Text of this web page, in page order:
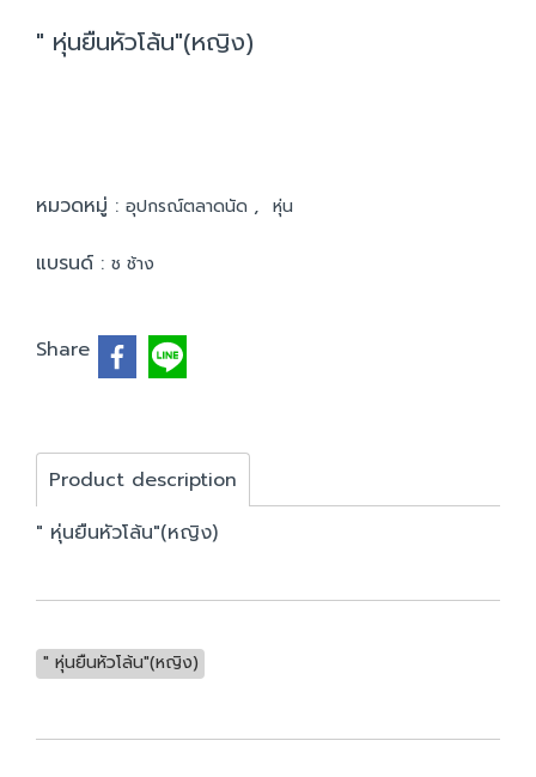
" หุ่นยืนหัวโล้น"(หญิง)
หมวดหมู่ : อุปกรณ์ตลาดนัด , หุ่น
แบรนด์ : ช ช้าง
Share
Product description
" หุ่นยืนหัวโล้น"(หญิง)
" หุ่นยืนหัวโล้น"(หญิง)